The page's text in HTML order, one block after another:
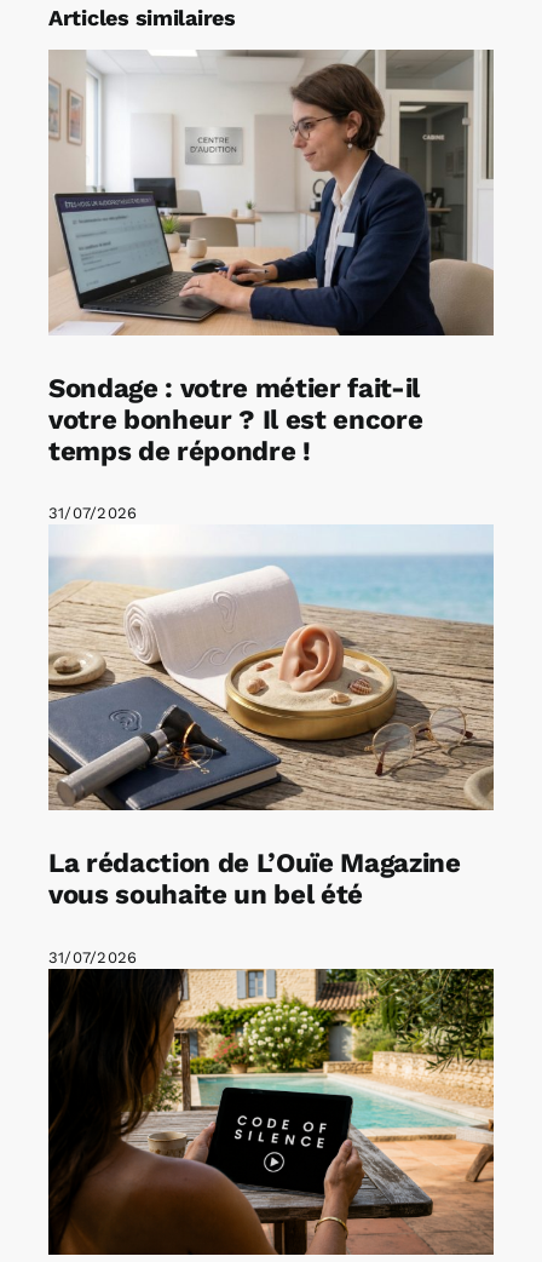
Articles similaires
Sondage : votre métier fait-il
votre bonheur ? Il est encore
temps de répondre !
31/07/2026
La rédaction de L’Ouïe Magazine
vous souhaite un bel été
31/07/2026